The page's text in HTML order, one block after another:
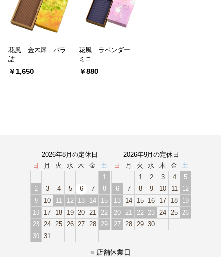
花風 金木犀 バラ
詰
￥1,650
花風 ラベンダー
ミニ
￥880
2026年8月の定休日
日
月 火 水 木 金
土
1
2
3 4 5 6 7
8
9
10 11 12 13 14
15
16
17 18 19 20 21
22
23 24 25 26 27 28
29
30 31
2026年9月の定休日
日
月 火 水 木 金
土
1
2 3 4
5
6
7 8 9 10 11
12
13
14 15 16 17 18
19
20
21 22 23 24 25
26
27 28 29 30
■ 店舗休業日